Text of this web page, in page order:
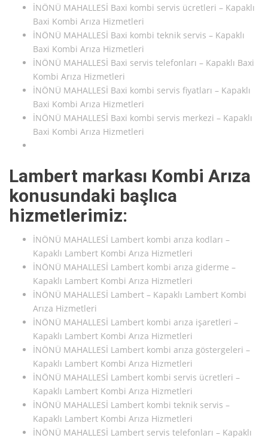
İNÖNÜ MAHALLESİ Baxi kombi servis ücretleri – Kapaklı
Baxi Kombi Arıza Hizmetleri
İNÖNÜ MAHALLESİ Baxi kombi teknik servis – Kapaklı
Baxi Kombi Arıza Hizmetleri
İNÖNÜ MAHALLESİ Baxi servis telefonları – Kapaklı Baxi
Kombi Arıza Hizmetleri
İNÖNÜ MAHALLESİ Baxi kombi servis fiyatları – Kapaklı
Baxi Kombi Arıza Hizmetleri
İNÖNÜ MAHALLESİ Baxi kombi servis merkezi – Kapaklı
Baxi Kombi Arıza Hizmetleri
Lambert markası Kombi Arıza
konusundaki başlıca
hizmetlerimiz:
İNÖNÜ MAHALLESİ Lambert kombi arıza kodları –
Kapaklı Lambert Kombi Arıza Hizmetleri
İNÖNÜ MAHALLESİ Lambert kombi arıza giderme –
Kapaklı Lambert Kombi Arıza Hizmetleri
İNÖNÜ MAHALLESİ Lambert – Kapaklı Lambert Kombi
Arıza Hizmetleri
İNÖNÜ MAHALLESİ Lambert kombi arıza işaretleri –
Kapaklı Lambert Kombi Arıza Hizmetleri
İNÖNÜ MAHALLESİ Lambert kombi arıza göstergeleri –
Kapaklı Lambert Kombi Arıza Hizmetleri
İNÖNÜ MAHALLESİ Lambert kombi servis ücretleri –
Kapaklı Lambert Kombi Arıza Hizmetleri
İNÖNÜ MAHALLESİ Lambert kombi teknik servis –
Kapaklı Lambert Kombi Arıza Hizmetleri
İNÖNÜ MAHALLESİ Lambert servis telefonları – Kapaklı